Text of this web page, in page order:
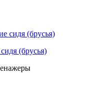
(брусья)